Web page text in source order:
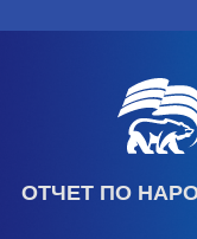
ОТЧЕТ ПО